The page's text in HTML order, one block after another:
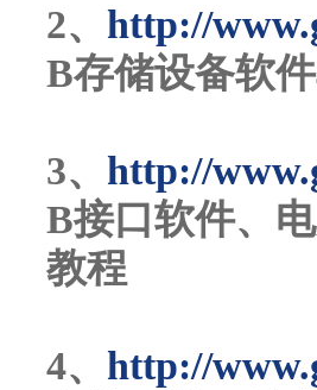
2、 http://
B存储设备软
3、 http://
B接口软件、
教程
4、 http://